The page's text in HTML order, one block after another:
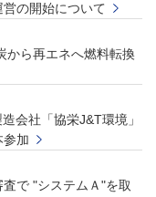
営の開始について
から再エネへ燃料転換
会社「協栄J&T環境」
参加
で "システムＡ"を取